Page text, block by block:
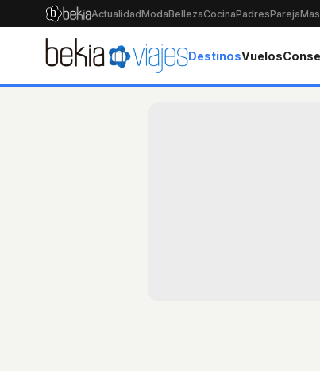
ActualidadModaBellezaCocinaPadresPareja
DestinosVuelos